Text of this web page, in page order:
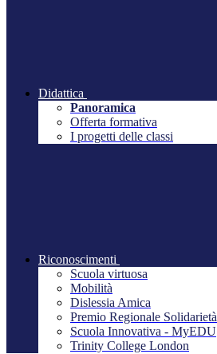
Didattica
Panoramica
Offerta formativa
I progetti delle classi
Riconoscimenti
Scuola virtuosa
Mobilità
Dislessia Amica
Premio Regionale Solidarietà
Scuola Innovativa - MyEDU
Trinity College London